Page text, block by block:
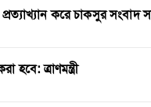
করে চাকসুর সংবাদ
হবে: ত্রাণমন্ত্রী